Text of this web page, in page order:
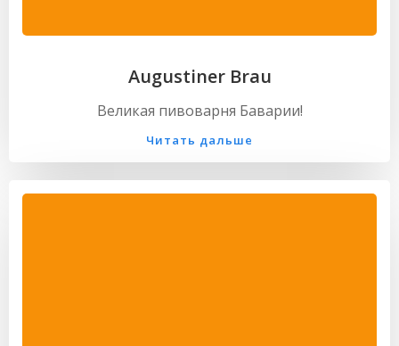
Augustiner Brau
Великая пивоварня Баварии!
Читать дальше